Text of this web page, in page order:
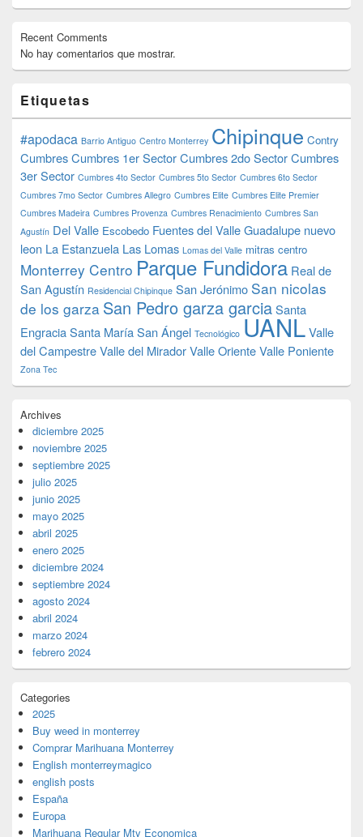
Recent Comments
No hay comentarios que mostrar.
Etiquetas
#apodaca Barrio Antiguo Centro Monterrey Chipinque Contry
CumbresCumbres 1er SectorCumbres 2do SectorCumbres
3er Sector Cumbres 4to Sector Cumbres 5to Sector Cumbres 6to Sector
Cumbres 7mo Sector Cumbres Allegro Cumbres Elite Cumbres Elite Premier
Cumbres Madeira Cumbres Provenza Cumbres Renacimiento Cumbres San
Agustín Del Valle Escobedo Fuentes del ValleGuadalupe nuevo
leon La Estanzuela Las Lomas Lomas del Valle mitras centro
Monterrey Centro Parque Fundidora Real de
San Agustín Residencial Chipinque San Jerónimo San nicolas
de los garza San Pedro garza garciaSanta
EngraciaSanta MaríaSan Ángel Tecnológico UANLValle
del CampestreValle del MiradorValle OrienteValle Poniente
Zona Tec
Archives
diciembre 2025
noviembre 2025
septiembre 2025
julio 2025
junio 2025
mayo 2025
abril 2025
enero 2025
diciembre 2024
septiembre 2024
agosto 2024
abril 2024
marzo 2024
febrero 2024
Categories
2025
Buy weed in monterrey
Comprar Marihuana Monterrey
English monterreymagico
english posts
España
Europa
Marihuana Regular Mty Economica